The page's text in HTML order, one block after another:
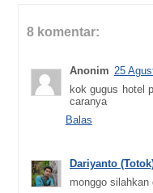
8 komentar:
Anonim 25
kok gugus hotel
caranya
Balas
Dariyanto
monggo silahkan